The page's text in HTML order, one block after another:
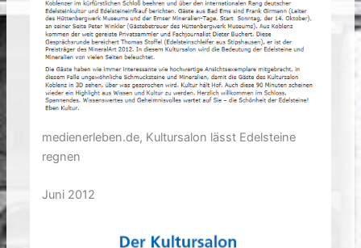
medienerleben.de, Kultursalon lässt Edelsteine
regnen
Juni 2012